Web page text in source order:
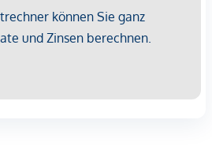
vorgeschriebenen